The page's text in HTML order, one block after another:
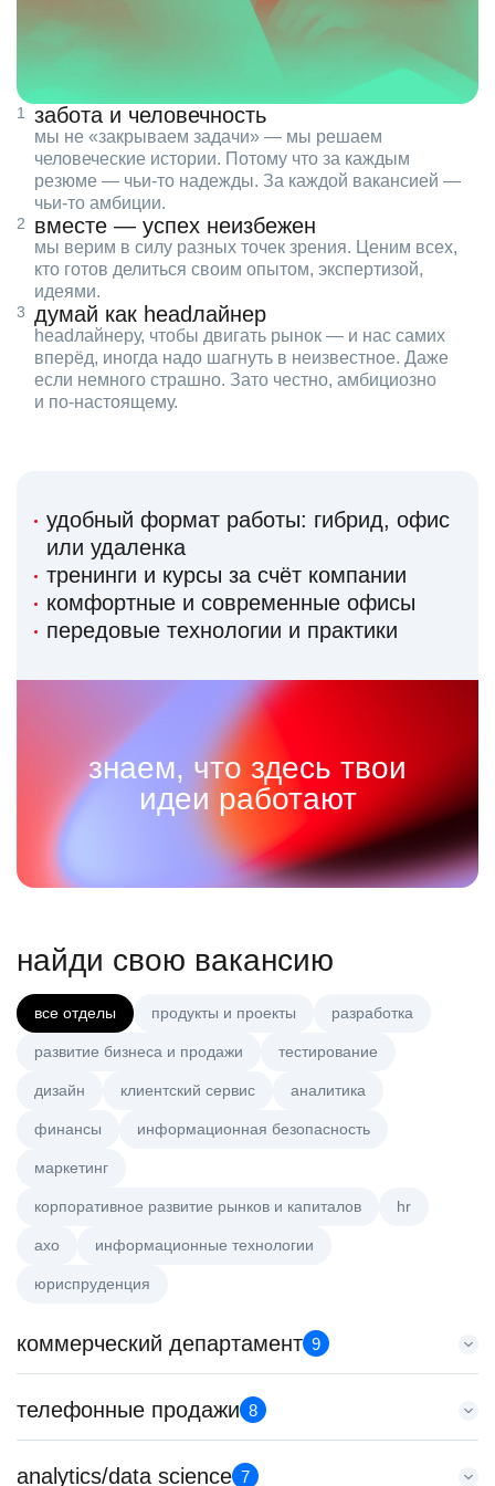
забота и человечность
мы не «закрываем задачи» — мы решаем
человеческие истории. Потому что за каждым
резюме — чьи‑то надежды. За каждой вакансией —
чьи‑то амбиции.
вместе — успех неизбежен
мы верим в силу разных точек зрения. Ценим всех,
кто готов делиться своим опытом, экспертизой,
идеями.
думай как headлайнер
headлайнеру, чтобы двигать рынок — и нас самих
вперёд, иногда надо шагнуть в неизвестное. Даже
если немного страшно. Зато честно, амбициозно
и по‑настоящему.
удобный формат работы: гибрид, офис
или удаленка
тренинги и курсы за счёт компании
комфортные и современные офисы
передовые технологии и практики
знаем, что здесь твои
идеи работают
найди свою вакансию
все отделы продукты и проекты разработка
развитие бизнеса и продажи тестирование
дизайн клиентский сервис аналитика
финансы информационная безопасность
маркетинг
корпоративное развитие рынков и капиталов hr
axo информационные технологии
юриспруденция
коммерческий департамент 9
Аналитик данных (направление Enterprise продаж)
HeadHunter::Коммерческий департамент
з/п не указана
телефонные продажи 8
Менеджер по продажам B2B
analytics/data science 7